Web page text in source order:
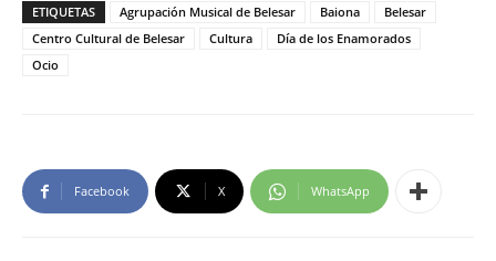
ETIQUETAS Agrupación Musical de Belesar Baiona
Belesar
Centro Cultural de Belesar
Cultura
Día de los Enamorados
Ocio
Facebook X WhatsApp